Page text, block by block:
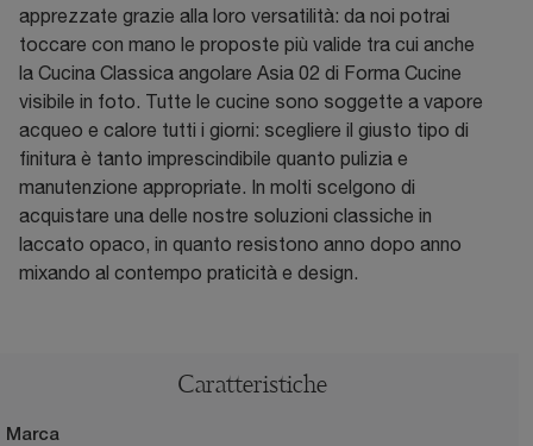
apprezzate grazie alla loro versatilità: da noi potrai
toccare con mano le proposte più valide tra cui anche
la Cucina Classica angolare Asia 02 di Forma Cucine
visibile in foto. Tutte le cucine sono soggette a vapore
acqueo e calore tutti i giorni: scegliere il giusto tipo di
finitura è tanto imprescindibile quanto pulizia e
manutenzione appropriate. In molti scelgono di
acquistare una delle nostre soluzioni classiche in
laccato opaco, in quanto resistono anno dopo anno
mixando al contempo praticità e design.
Caratteristiche
Marca